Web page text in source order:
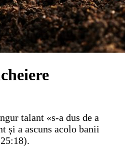
talant «s-a dus de a
și a ascuns acolo banii